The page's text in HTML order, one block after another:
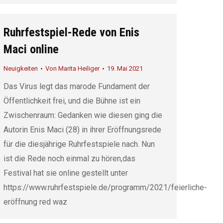
Ruhrfestspiel-Rede von Enis
Maci online
Neuigkeiten Von Marita Heiliger 19. Mai 2021
Das Virus legt das marode Fundament der
Öffentlichkeit frei, und die Bühne ist ein
Zwischenraum: Gedanken wie diesen ging die
Autorin Enis Maci (28) in ihrer Eröffnungsrede
für die diesjährige Ruhrfestspiele nach. Nun
ist die Rede noch einmal zu hören,das
Festival hat sie online gestellt unter
https://www.ruhrfestspiele.de/programm/2021/feierliche-
eröffnung red waz